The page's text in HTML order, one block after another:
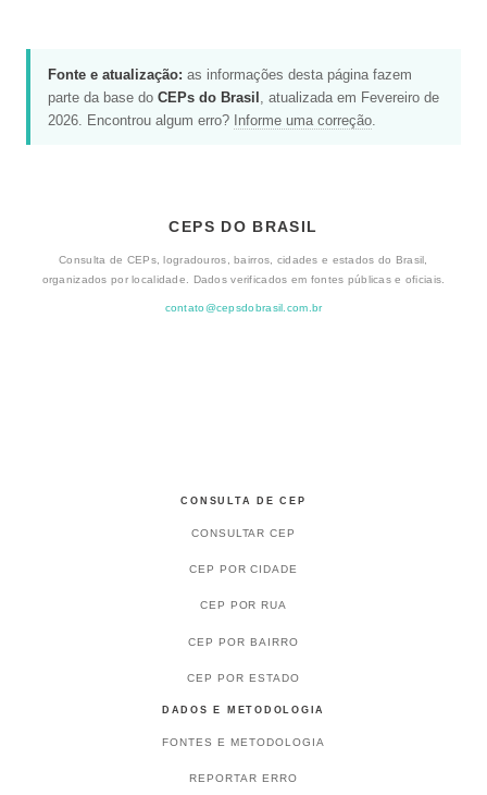
Fonte e atualização: as informações desta página fazem
parte da base do CEPs do Brasil , atualizada em Fevereiro de
2026. Encontrou algum erro? Informe uma correção
CEPS DO BRASIL
Consulta de CEPs, logradouros, bairros, cidades e estados do Brasil,
organizados por localidade. Dados verificados em fontes públicas e oficiais.
contato@cepsdobrasil.com.br
CONSULTA DE CEP
CONSULTAR CEP
CEP POR CIDADE
CEP POR RUA
CEP POR BAIRRO
CEP POR ESTADO
DADOS E METODOLOGIA
FONTES E METODOLOGIA
REPORTAR ERRO